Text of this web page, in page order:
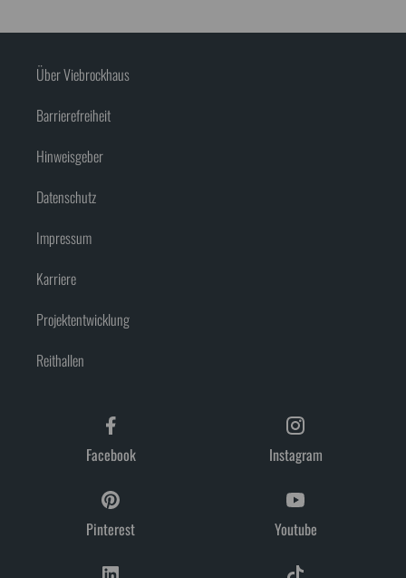
Über Viebrockhaus
Barrierefreiheit
Hinweisgeber
Datenschutz
Impressum
Karriere
Projektentwicklung
Reithallen
Facebook Instagram
Pinterest Youtube